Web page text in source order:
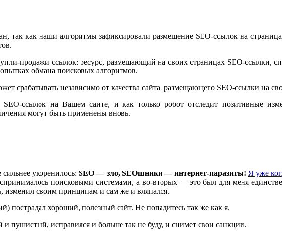
как наши алгоритмы зафиксировали размещение SEO-ссылок на
продажи ссылок: ресурс, размещающий на своих страницах SEO-ссылки,
обмана поисковых алгоритмов.
срабатывать независимо от качества сайта, размещающего SEO-ссылки на
ссылок на Вашем сайте, и как только робот отследит позитивные
могут быть применены вновь.
укоренилось:SEO — зло, SEOшники — интернет-паразиты! Я уже
поисковыми системами, а во-вторых — это был для меня
изменил своим принципам и сам же и вляпался.
пострадал хороший, полезный сайт. Не попадитесь так же как я.
пушистый, исправился и больше так не буду, и снимет свои санкции.